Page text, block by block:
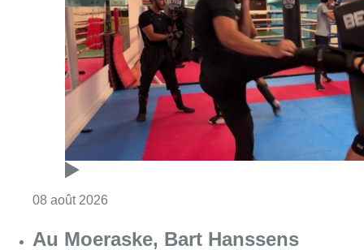
08 août 2026
Au Moeraske, Bart Hanssens